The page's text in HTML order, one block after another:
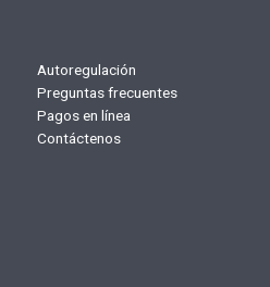
Menú
footer
Autoregulación
Preguntas frecuentes
Pagos en línea
Contáctenos